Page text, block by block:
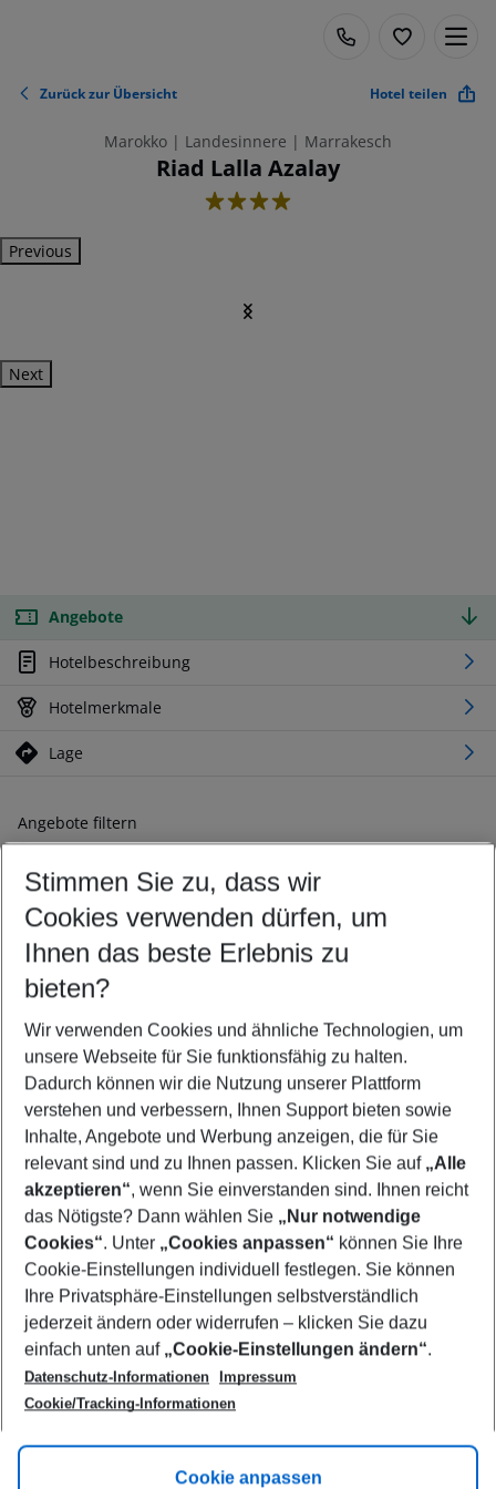
Zurück zur Übersicht Hotel teilen
Marokko | Landesinnere | Marrakesch
Riad Lalla Azalay
4
Previous
Next
Angebote
Hotelbeschreibung
Hotelmerkmale
Lage
Angebote filtern
Ändern Sie Ihre Kriterien nach Ihren Wünschen
Abflughafen wählen
Beliebiger Abflughafen
Reisezeitraum wählen
11.08.26– 09.08.27 5-8 Nächte
2 Erwachsene Keine Kinder
Mehr Filter anzeigen
Footer
Footer navigation
Über uns
AGB
Cookie-Einstellungen ändern
Cookie-Richtlinie
Datenschutz
Service & Hilfe
Barrierefreies Reisen
Check-in
Flugbeschränkungen
Folgen Sie uns
Stimmen Sie zu, dass wir
Cookies verwenden dürfen, um
Ihnen das beste Erlebnis zu
bieten?
Wir verwenden Cookies und ähnliche Technologien, um
unsere Webseite für Sie funktionsfähig zu halten.
Dadurch können wir die Nutzung unserer Plattform
verstehen und verbessern, Ihnen Support bieten sowie
Inhalte, Angebote und Werbung anzeigen, die für Sie
relevant sind und zu Ihnen passen. Klicken Sie auf „Alle
akzeptieren“, wenn Sie einverstanden sind. Ihnen reicht
das Nötigste? Dann wählen Sie „Nur notwendige
Cookies“. Unter „Cookies anpassen“ können Sie Ihre
Cookie-Einstellungen individuell festlegen. Sie können
Ihre Privatsphäre-Einstellungen selbstverständlich
jederzeit ändern oder widerrufen – klicken Sie dazu
einfach unten auf „Cookie-Einstellungen ändern“.
Datenschutz-Informationen
Impressum
Cookie/Tracking-Informationen
Cookie anpassen